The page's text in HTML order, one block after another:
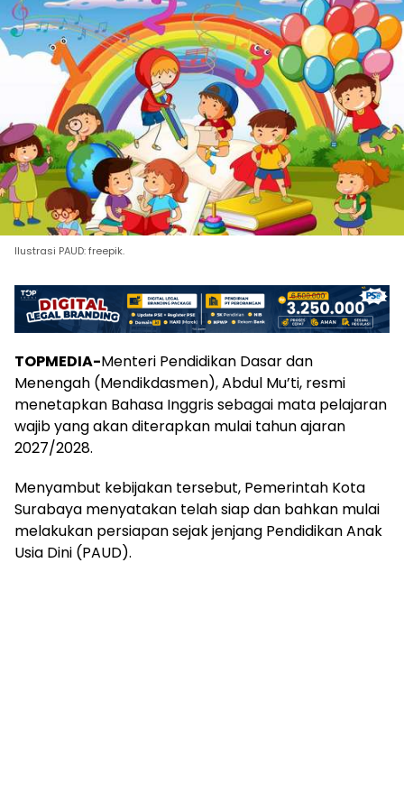
Ilustrasi PAUD: freepik.
TOPMEDIA-Menteri Pendidikan Dasar dan
Menengah (Mendikdasmen), Abdul Mu’ti, resmi
menetapkan Bahasa Inggris sebagai mata pelajaran
wajib yang akan diterapkan mulai tahun ajaran
2027/2028.
Menyambut kebijakan tersebut, Pemerintah Kota
Surabaya menyatakan telah siap dan bahkan mulai
melakukan persiapan sejak jenjang Pendidikan Anak
Usia Dini (PAUD).